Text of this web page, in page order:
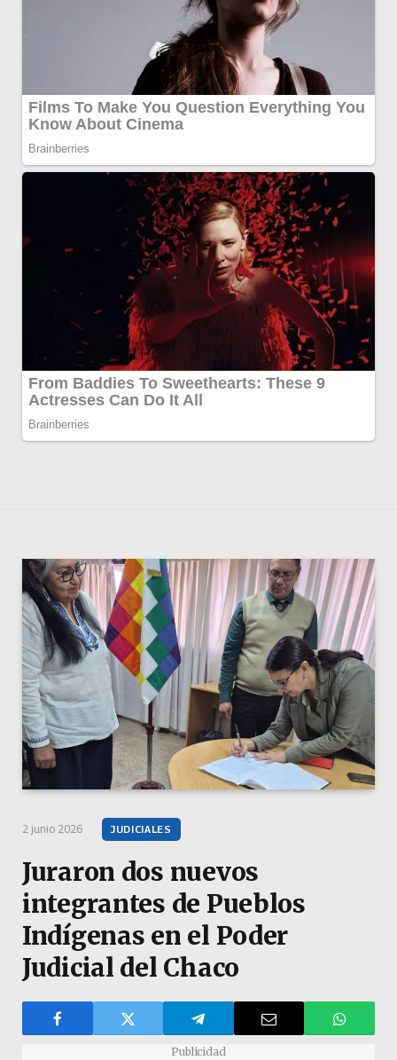
2 junio 2026 JUDICIALES
Juraron dos nuevos
integrantes de Pueblos
Indígenas en el Poder
Judicial del Chaco
Publicidad